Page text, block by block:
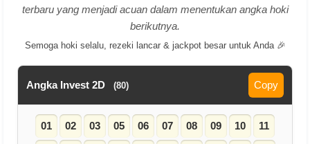
terbaru yang menjadi acuan dalam menentukan angka hoki
berikutnya.
Semoga hoki selalu, rezeki lancar & jackpot besar untuk Anda 🎉
Angka Invest 2D (80) Copy
01 02 03 05 06 07 08 09 10 11